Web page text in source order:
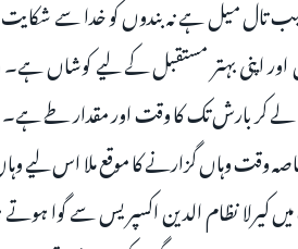
تال میل ہے نہ بندوں کو خدا سے شکایت
اپنی بہتر مستقبل کے لیے کوشاں ہے۔
کر بارش تک کا وقت اور مقدار طے ہے۔
وقت وہاں گزارنے کا موقع ملا اس لیے
جب میں کیرلا نظام الدین اکسپریس سے گوا